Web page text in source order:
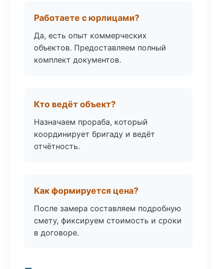
Работаете с юрлицами?
Да, есть опыт коммерческих
объектов. Предоставляем полный
комплект документов.
Кто ведёт объект?
Назначаем прораба, который
координирует бригаду и ведёт
отчётность.
Как формируется цена?
После замера составляем подробную
смету, фиксируем стоимость и сроки
в договоре.